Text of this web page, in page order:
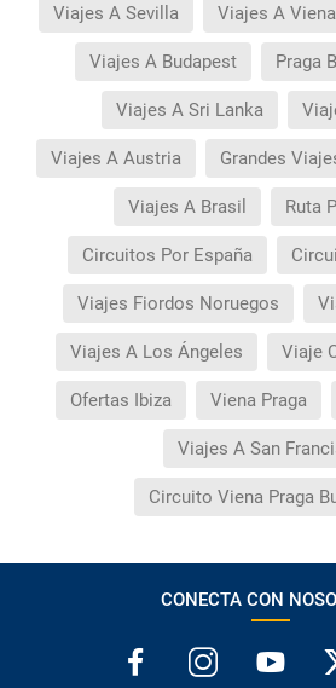
Viajes A Sevilla Viajes A Viena
Viajes A Budapest Praga
Viajes A Sri Lanka
Viajes A Austria Grandes
Viajes A Brasil Ruta
Circuitos Por España
Viajes Fiordos Noruegos
Viajes A Los Ángeles Viaje
Ofertas Ibiza Viena Praga
Viajes A San
Circuito Viena Praga
CONECTA CON